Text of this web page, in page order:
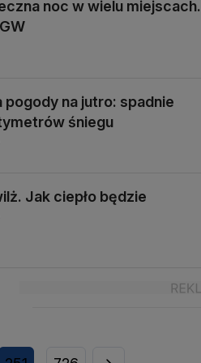
noc w wielu miejscach.
pogody na jutro: spadnie
śniegu
Jak ciepło będzie